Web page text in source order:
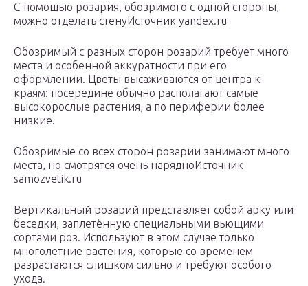
С помощью розария, обозримого с одной стороны,
можно отделать стенуИсточник yandex.ru
Обозримый с разных сторон розарий требует много
места и особенной аккуратности при его
оформлении. Цветы высаживаются от центра к
краям: посередине обычно располагают самые
высокорослые растения, а по периферии более
низкие.
Обозримые со всех сторон розарии занимают много
места, но смотрятся очень нарядноИсточник
samozvetik.ru
Вертикальный розарий представляет собой арку или
беседки, заплетённую специальными вьющими
сортами роз. Используют в этом случае только
многолетние растения, которые со временем
разрастаются слишком сильно и требуют особого
ухода.